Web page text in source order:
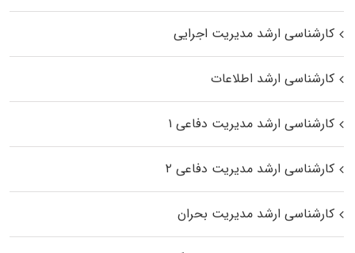
کارشناسی ارشد مدیریت اجرایی
کارشناسی ارشد اطلاعات
کارشناسی ارشد مدیریت دفاعی ۱
کارشناسی ارشد مدیریت دفاعی ۲
کارشناسی ارشد مدیریت بحران